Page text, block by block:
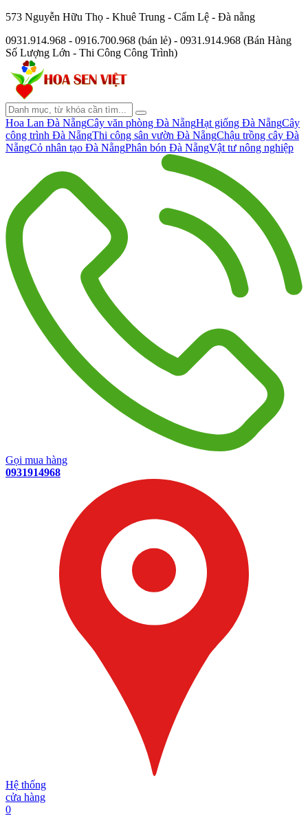
573 Nguyễn Hữu Thọ - Khuê Trung - Cẩm Lệ - Đà nẵng
0931.914.968 - 0916.700.968 (bán lẻ) - 0931.914.968 (Bán Hàng
Số Lượng Lớn - Thi Công Công Trình)
Hoa Lan Đà NẵngCây văn phòng Đà NẵngHạt giống Đà NẵngCây
công trình Đà NẵngThi công sân vườn Đà NẵngChậu trồng cây Đà
NẵngCỏ nhân tạo Đà NẵngPhân bón Đà NẵngVật tư nông nghiệp
Gọi mua hàng
0931914968
Hệ thống
cửa hàng
0